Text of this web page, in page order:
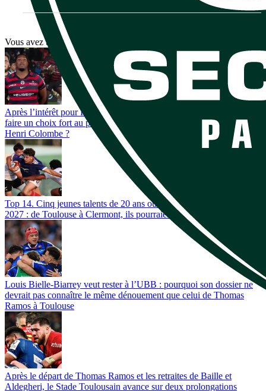
Vous avez tout lu ?
Après l’intérêt pour Régis Montagne, le Stade Toulousain peut-il
faire un choix fort au poste de pilier droit avec le départ de Georges-
Henri Colombe ?
Top 14. Cinq jeunes talents de 20 ans ou moins à suivre en 2026-
2027 : de Toulouse à Clermont, ils pourraient changer de dimension
Louis Bielle-Biarrey veut rester à l’UBB : pourquoi son dossier ne
devrait pas connaître le même dénouement que celui de Thomas
Ramos à Toulouse
Après le départ de Thomas Ramos et les retraites de Baille et
Aldegheri, le Stade Toulousain avance sur deux prolongations